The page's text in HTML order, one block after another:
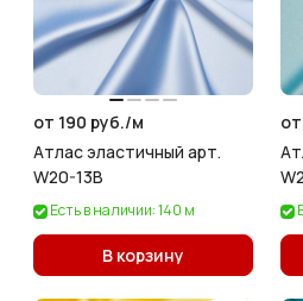
от 190 руб./м
Атлас эластичный арт.
W20-13B
Есть в наличии: 140 м
В корзину